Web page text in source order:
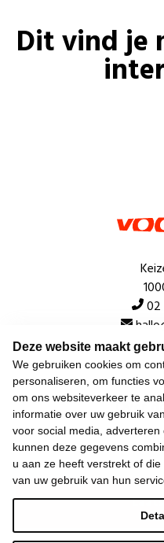
Deze website maakt
We gebruiken cookies om
personaliseren, om functies
om ons websiteverkeer te
informatie over uw gebruik
voor social media,
kunnen deze gegevens
u aan ze heeft verstrekt of
van uw gebruik van hun
Dit vind je
Over